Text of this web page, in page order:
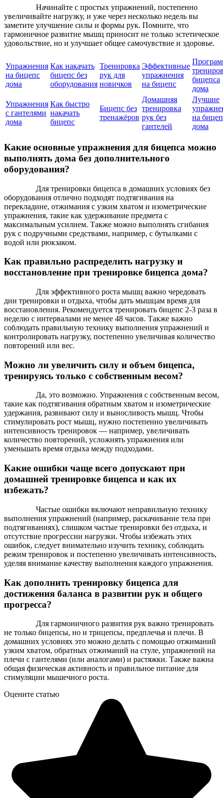
Начинайте с простых упражнений, постепенно
увеличивайте нагрузку, и уже через несколько недель вы
заметите улучшение силы и формы рук. Помните, что
гармоничное развитие мышц приносит не только эстетическое
удовольствие, но и улучшает общее самочувствие и здоровье.
Упражнения
на бицепс
дома
Как накачать
бицепс без
оборудования
Тренировка
рук для
новичков
Эффективные
упражнения
на бицепс
бицепса
дома
Упражнения
с гантелями
дома
Как быстро
накачать
бицепс
Бицепс без
тренажёров
Домашняя
тренировка
рук без
гантелей
Лучшие
на
дома
Какие основные упражнения для бицепса можно
выполнять дома без дополнительного
оборудования?
Для тренировки бицепса в домашних условиях без
оборудования отлично подходят подтягивания на
перекладине, отжимания с узким хватом и изометрические
упражнения, такие как удерживание предмета с
максимальным усилием. Также можно выполнять сгибания
рук с подручными средствами, например, с бутылками с
водой или рюкзаком.
Как правильно распределить нагрузку и
восстановление при тренировке бицепса дома?
Для эффективного роста мышц важно чередовать
дни тренировки и отдыха, чтобы дать мышцам время для
восстановления. Рекомендуется тренировать бицепс 2-3 раза в
неделю с интервалами не менее 48 часов. Также важно
соблюдать правильную технику выполнения упражнений и
контролировать нагрузку, постепенно увеличивая количество
повторений или вес.
Можно ли увеличить силу и объем бицепса,
тренируясь только с собственным весом?
Да, это возможно. Упражнения с собственным весом,
такие как подтягивания обратным хватом и изометрические
удержания, развивают силу и выносливость мышц. Чтобы
стимулировать рост мышц, нужно постепенно увеличивать
интенсивность тренировок — например, увеличивать
количество повторений, усложнять упражнения или
уменьшать время отдыха между подходами.
Какие ошибки чаще всего допускают при
домашней тренировке бицепса и как их
избежать?
Частые ошибки включают неправильную технику
выполнения упражнений (например, раскачивание тела при
подтягиваниях), слишком частые тренировки без отдыха, и
отсутствие прогрессии нагрузки. Чтобы избежать этих
ошибок, следует внимательно изучить технику, соблюдать
режим тренировок и постепенно увеличивать интенсивность,
уделяя внимание качеству выполнения каждого упражнения.
Как дополнить тренировку бицепса для
достижения баланса в развитии рук и общего
прогресса?
Для гармоничного развития рук важно тренировать
не только бицепсы, но и трицепсы, предплечья и плечи. В
домашних условиях это можно делать с помощью отжиманий
узким хватом, обратных отжиманий на стуле, упражнений на
плечи с гантелями (или аналогами) и растяжки. Также важна
общая физическая активность и правильное питание для
стимуляции мышечного роста.
Оцените статью